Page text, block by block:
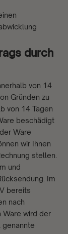
durch
von 14
Gründen zu
von 14 Tagen
beschädigt
Ware
wir Ihnen
stellen.
und
Im
bereits
nach
Ware wird der
genannte